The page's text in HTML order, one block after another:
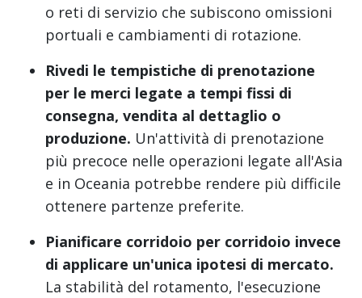
o reti di servizio che subiscono omissioni
portuali e cambiamenti di rotazione.
Rivedi le tempistiche di prenotazione
per le merci legate a tempi fissi di
consegna, vendita al dettaglio o
produzione. Un'attività di prenotazione
più precoce nelle operazioni legate all'Asia
e in Oceania potrebbe rendere più difficile
ottenere partenze preferite.
Pianificare corridoio per corridoio invece
di applicare un'unica ipotesi di mercato.
La stabilità del rotamento, l'esecuzione